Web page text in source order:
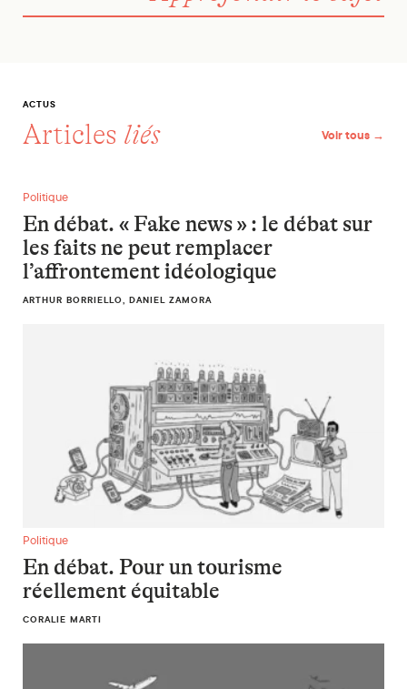
ACTUS
Articles liés Voir tous →
En débat. « Fake news » : le débat sur les faits ne peut
Politique
En débat. « Fake news » : le débat sur
les faits ne peut remplacer
l’affrontement idéologique
ARTHUR BORRIELLO, DANIEL ZAMORA
En débat. Pour un tourisme réellement équitable
Politique
En débat. Pour un tourisme
réellement équitable
CORALIE MARTI